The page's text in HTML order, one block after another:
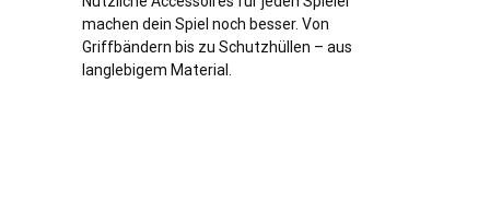
machen dein Spiel noch besser. Von
Griffbändern bis zu Schutzhüllen – aus
langlebigem Material.